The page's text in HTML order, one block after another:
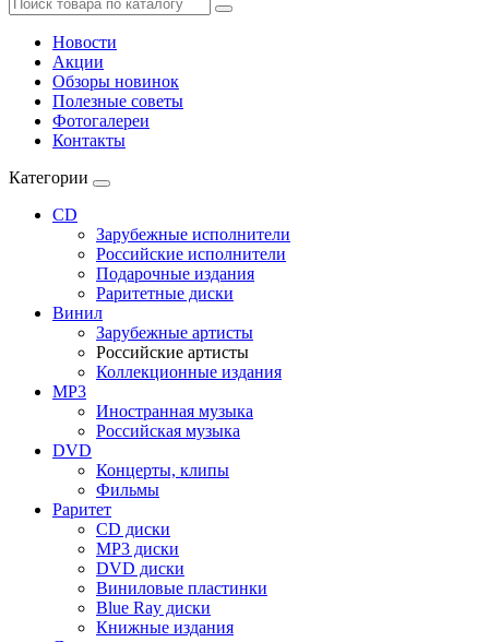
Новости
Акции
Обзоры новинок
Полезные советы
Фотогалереи
Контакты
Категории
CD
Зарубежные исполнители
Российские исполнители
Подарочные издания
Раритетные диски
Винил
Зарубежные артисты
Российские артисты
Коллекционные издания
MP3
Иностранная музыка
Российская музыка
DVD
Концерты, клипы
Фильмы
Раритет
CD диски
MP3 диски
DVD диски
Виниловые пластинки
Blue Ray диски
Книжные издания